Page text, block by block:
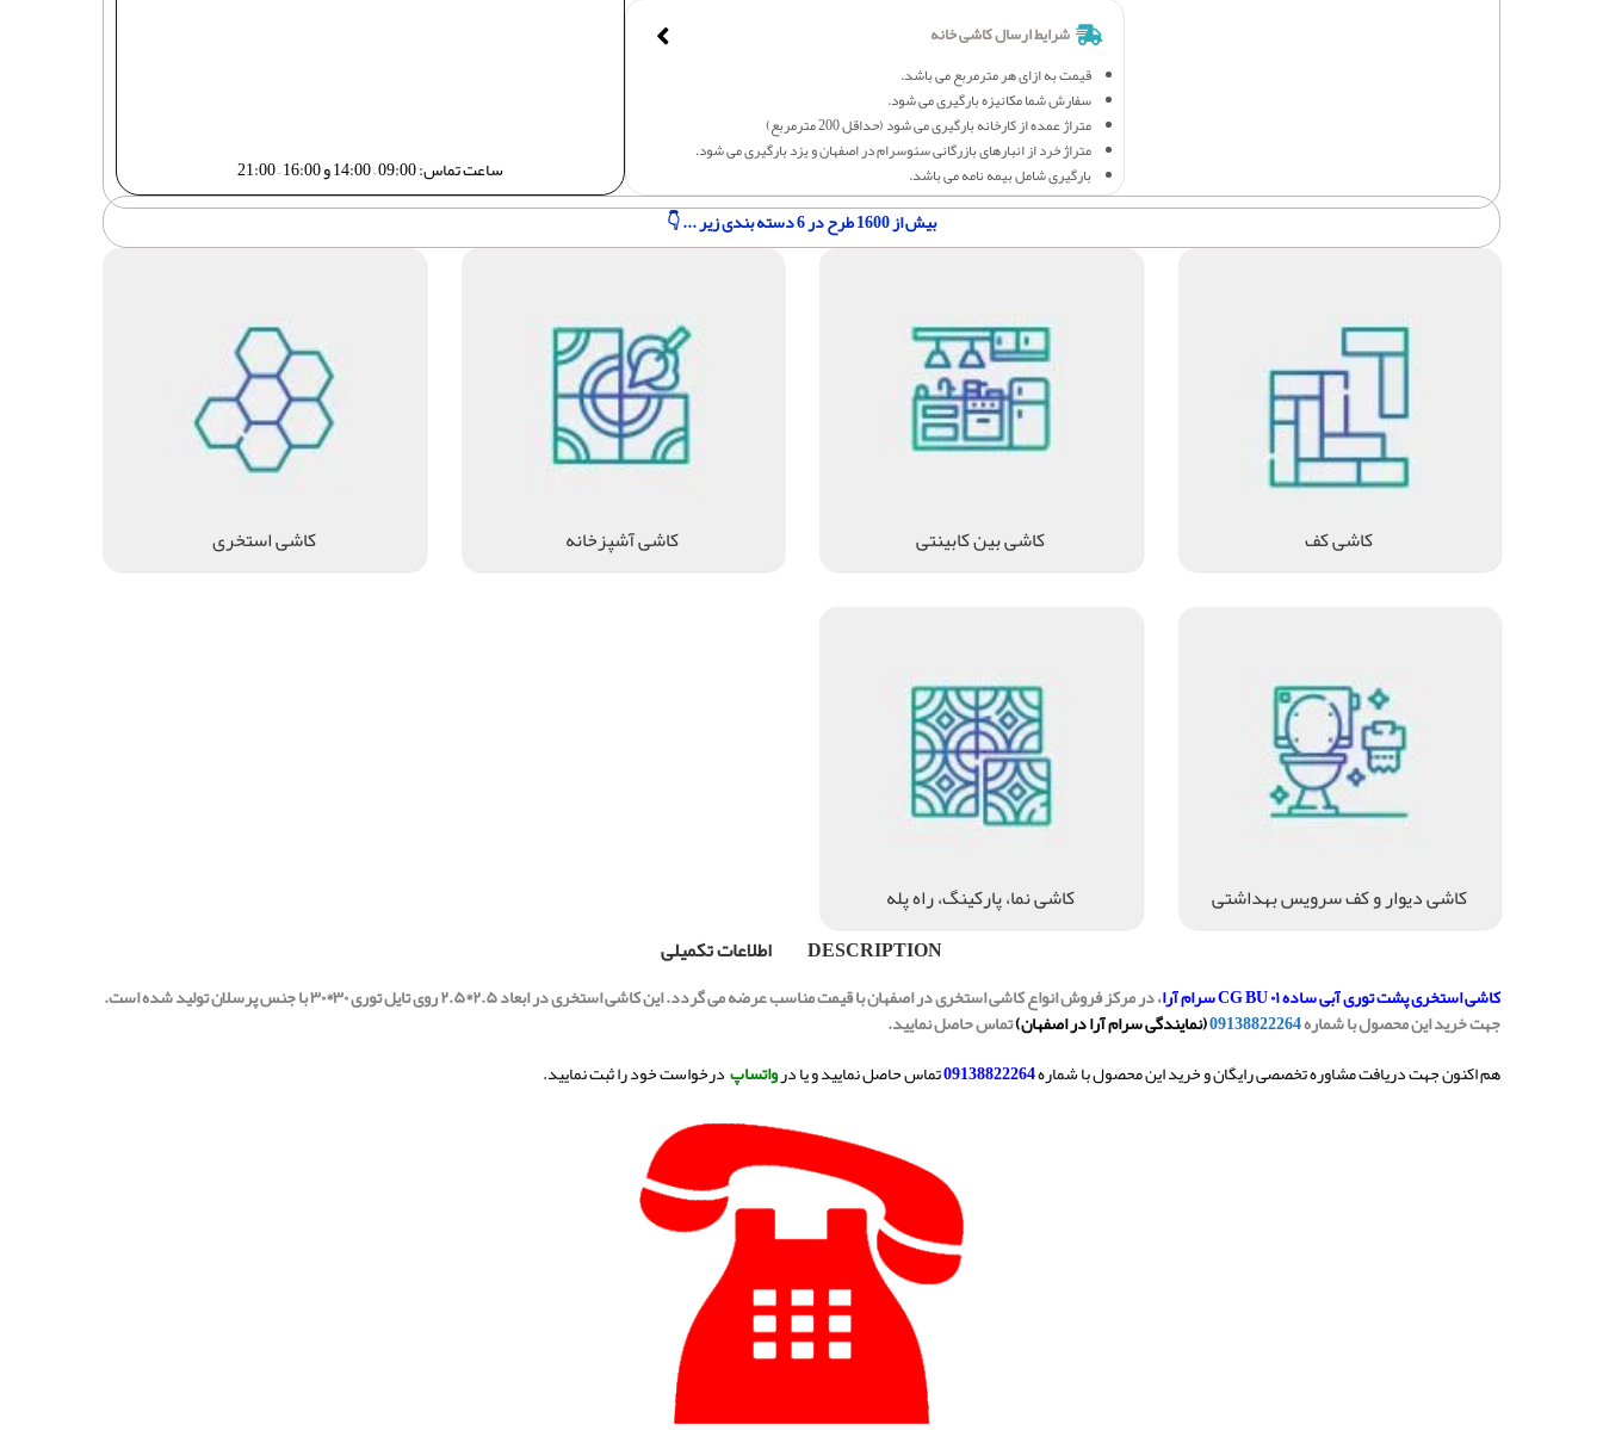
قیمت به ازای هر مترمربع می باشد.
سفارش شما مکانیزه بارگیری می شود.
متراژ عمده از کارخانه بارگیری می شود (حداقل 200 مترمربع)
متراژ خرد از انبارهای بازرگانی سئوسرام در اصفهان و یزد بارگیری می شود.
بارگیری شامل بیمه نامه می باشد.
شرایط ارسال کاشی خانه
ساعت تماس: 09:00 – 14:00 و 16:00 – 21:00
بیش از 1600 طرح در 6 دسته بندی زیر ... 👇
کاشی کف کاشی بین کابینتی کاشی آشپزخانه کاشی استخری
کاشی دیوار و کف سرویس بهداشتی
کاشی نما، پارکینگ، راه پله
DESCRIPTION
اطلاعات تکمیلی
کاشی استخری پشت توری آبی ساده CG BU ۰۱ سرام آرا ، در مرکز فروش انواع کاشی استخری در اصفهان با قیمت مناسب عرضه می گردد. این کاشی استخری در ابعاد ۲.۵*۲.۵ روی تایل توری ۳۰*۳۰ با جنس پرسلان تولید شده است.
جهت خرید این محصول با شماره09138822264(نمایندگی سرام آرا در اصفهان)تماس حاصل نمایید.
هم اکنون جهت دریافت مشاوره تخصصی رایگان و خرید این محصول با شماره09138822264تماس حاصل نمایید و یا درواتساپدرخواست خود را ثبت نمایید.